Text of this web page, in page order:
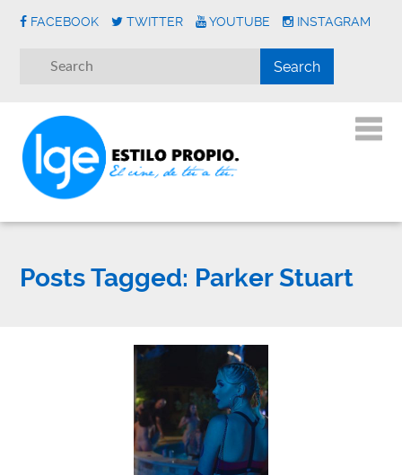
FACEBOOK TWITTER YOUTUBE INSTAGRAM
Posts Tagged: Parker Stuart